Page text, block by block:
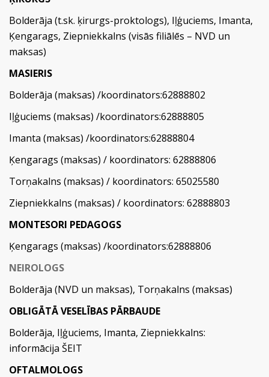
Bolderāja (t.sk. ķirurgs-proktologs), Iļģuciems, Imanta,
Ķengarags, Ziepniekkalns (visās filiālēs – NVD un
maksas)
MASIERIS
Bolderāja (maksas) /koordinators:62888802
Iļģuciems (maksas) /koordinators:62888805
Imanta (maksas) /koordinators:62888804
Ķengarags (maksas) / koordinators: 62888806
Torņakalns (maksas) / koordinators: 65025580
Ziepniekkalns (maksas) / koordinators: 62888803
MONTESORI PEDAGOGS
Ķengarags (maksas) /koordinators:62888806
NEIROLOGS
Bolderāja (NVD un maksas), Torņakalns (maksas)
OBLIGĀTĀ VESELĪBAS PĀRBAUDE
Bolderāja, Iļģuciems, Imanta, Ziepniekkalns:
informācija ŠEIT
OFTALMOLOGS